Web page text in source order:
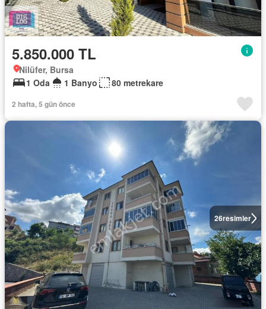
5.850.000 TL
Nilüfer, Bursa
1 Oda
1 Banyo 80 metrekare
2 hafta, 5 gün önce
26resimler